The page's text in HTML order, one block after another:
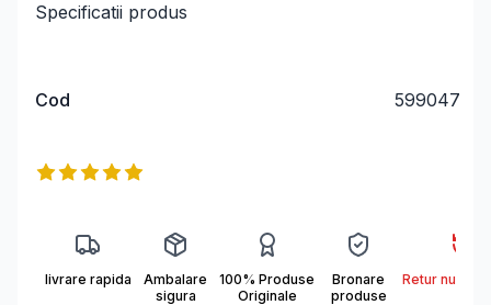
Specificatii produs
Cod 599047
Informații produs
Reviews
5out of 5 stars
livrare rapida
Ambalare
sigura
100% Produse
Originale
Bronare
produse
Retur nu se